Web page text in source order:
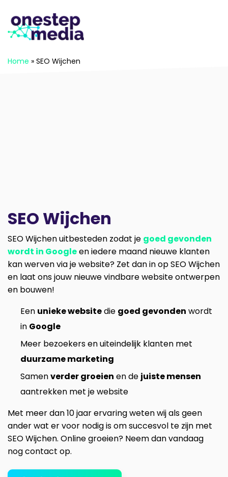
Home » SEO Wijchen
SEO Wijchen
SEO Wijchen uitbesteden zodat je goed gevonden
wordt in Googleen iedere maand nieuwe klanten
kan werven via je website? Zet dan in op SEO Wijchen
en laat ons jouw nieuwe vindbare website ontwerpen
en bouwen!
Een unieke websitedie goed gevonden wordt
in Google
Meer bezoekers en uiteindelijk klanten met
duurzame marketing
Samenverder groeien en de juiste mensen
aantrekken met je website
Met meer dan 10 jaar ervaring weten wij als geen
ander wat er voor nodig is om succesvol te zijn met
SEO Wijchen. Online groeien? Neem dan vandaag
nog contact op.